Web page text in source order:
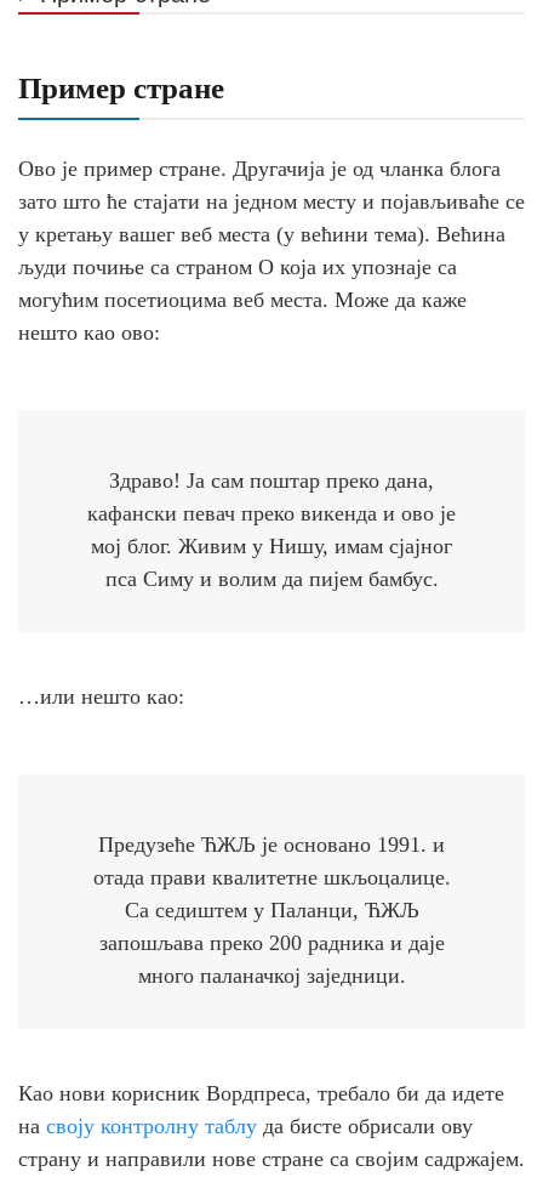
Пример стране
Ово је пример стране. Другачија је од чланка блога
зато што ће стајати на једном месту и појављиваће се
у кретању вашег веб места (у већини тема). Већина
људи почиње са страном О која их упознаје са
могућим посетиоцима веб места. Може да каже
нешто као ово:
Здраво! Ја сам поштар преко дана,
кафански певач преко викенда и ово је
мој блог. Живим у Нишу, имам сјајног
пса Симу и волим да пијем бамбус.
…или нешто као:
Предузеће ЋЖЉ је основано 1991. и
отада прави квалитетне шкљоцалице.
Са седиштем у Паланци, ЋЖЉ
запошљава преко 200 радника и даје
много паланачкој заједници.
Као нови корисник Вордпреса, требало би да идете
на своју контролну таблу да бисте обрисали ову
страну и направили нове стране са својим садржајем.